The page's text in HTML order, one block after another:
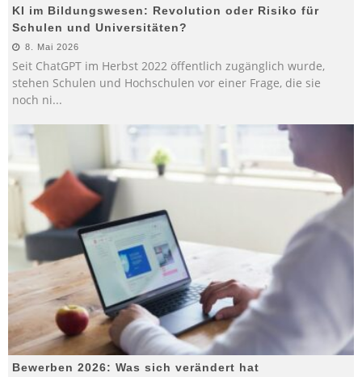
KI im Bildungswesen: Revolution oder Risiko für
Schulen und Universitäten?
8. Mai 2026
Seit ChatGPT im Herbst 2022 öffentlich zugänglich wurde,
stehen Schulen und Hochschulen vor einer Frage, die sie
noch ni...
Bewerben 2026: Was sich verändert hat